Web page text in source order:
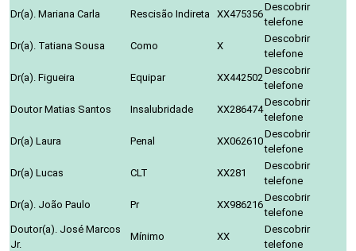
Dr(a). Mariana Carla
Rescisão Indireta XX475356
Descobrir
telefone
Dr(a). Tatiana Sousa
Como X
Descobrir
telefone
Dr(a). Figueira
Equipar XX442502
Descobrir
telefone
Doutor Matias Santos
Insalubridade XX286474
Descobrir
telefone
Dr(a) Laura
Penal XX062610
Descobrir
telefone
Dr(a) Lucas
CLT XX281
Descobrir
telefone
Dr(a). João Paulo
Pr XX986216
Descobrir
telefone
Doutor(a). José Marcos
Jr.
Mínimo XX
Descobrir
telefone